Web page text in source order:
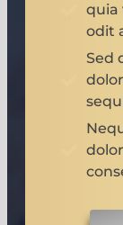
quia
odit
Sed